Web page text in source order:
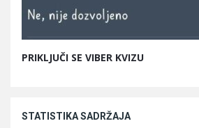
PRIKLJUČI SE VIBER KVIZU
STATISTIKA SADRŽAJA